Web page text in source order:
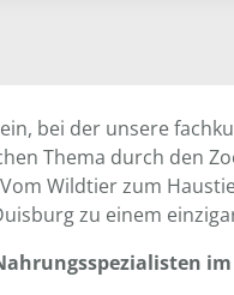
bei der unsere
Thema durch den
Wildtier zum
zu einem